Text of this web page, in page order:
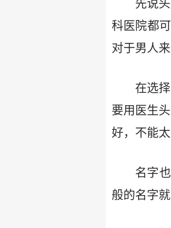
先说
科医院都
对于男人
在选
要用医生
好，不能
名字
般的名字